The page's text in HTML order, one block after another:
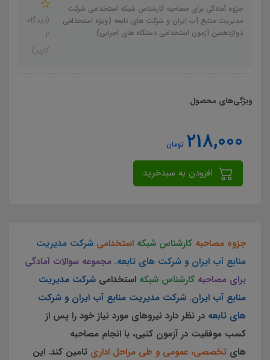
جزوه آمادگی برای مصاحبه کارشناس شبکه استخدامی شرکت
مدیریت منابع آب ایران و شرکت های تابعه (ویژه استخدامی
دوازدهمین آزمون استخدامی دستگاه های اجرایی)
(دیدگاه
2
کاربر)
ویژگی‌های محصول
218,000 تومان
جزوه مصاحبه کارشناس شبکه استخدامی شرکت مدیریت
منابع آب ایران و شرکت های تابعه. مجموعه سوالات آمادگی
برای مصاحبه کارشناس شبکه استخدامی شرکت مدیریت
منابع آب ایران. شرکت مدیریت منابع آب ایران و شرکت
های تابعه در نظر دارد نیروهای مورد نیاز خود را پس از
کسب موفقیت در آزمون کتبی، با انجام مصاحبه
های تخصصی، عمومی و طی مراحل اداری تامین کند. این